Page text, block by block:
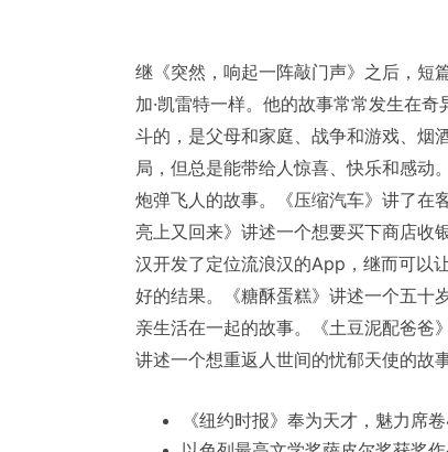
继《突然，响起一阵敲门声》之后，短
加·凯雷特一样。他的故事常常发生在
斗的，是父母和家庭、战争和游戏、烟
局，但总是能带给人惊喜、快乐和感动
炮弹飞人的故事。《压缩汽车》讲了在
亮上又回来》讲述一个想要买下商店收
汉开发了定位流浪汉的App，继而可
好的结果。《糖酥蛋糕》讲述一个五十
亲生活在一起的故事。《土豆泥配爸爸
讲述一个想重返人世间的忧郁天使的故
《纽约时报》奉为天才，魅力席